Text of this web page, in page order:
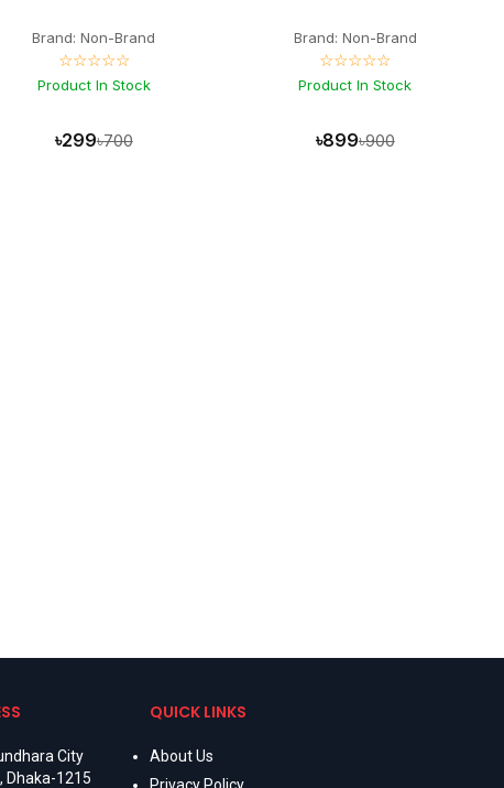
Brand: Non-Brand
☆☆☆☆☆
Product In Stock
৳299৳700
Brand: Non-Brand
☆☆☆☆☆
Product In Stock
৳899৳900
City
Dhaka-1215
QUICK LINKS
About Us